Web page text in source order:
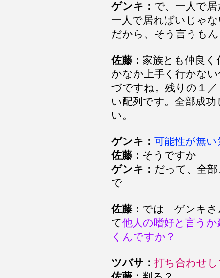
ゲンキ： で、一人で
一人で居ればいじゃ
だから、そう言うも
佐藤： 家族とも仲良
かなか上手く行かな
づですね。残りの１
い配列です。全部成
い。
ゲンキ： 可能性が無
佐藤： そうですか
ゲンキ： だって、全
で
佐藤： では ゲンキさ
て他人の嗜好と言う
くんですか？
ツバサ： 打ち合わせ